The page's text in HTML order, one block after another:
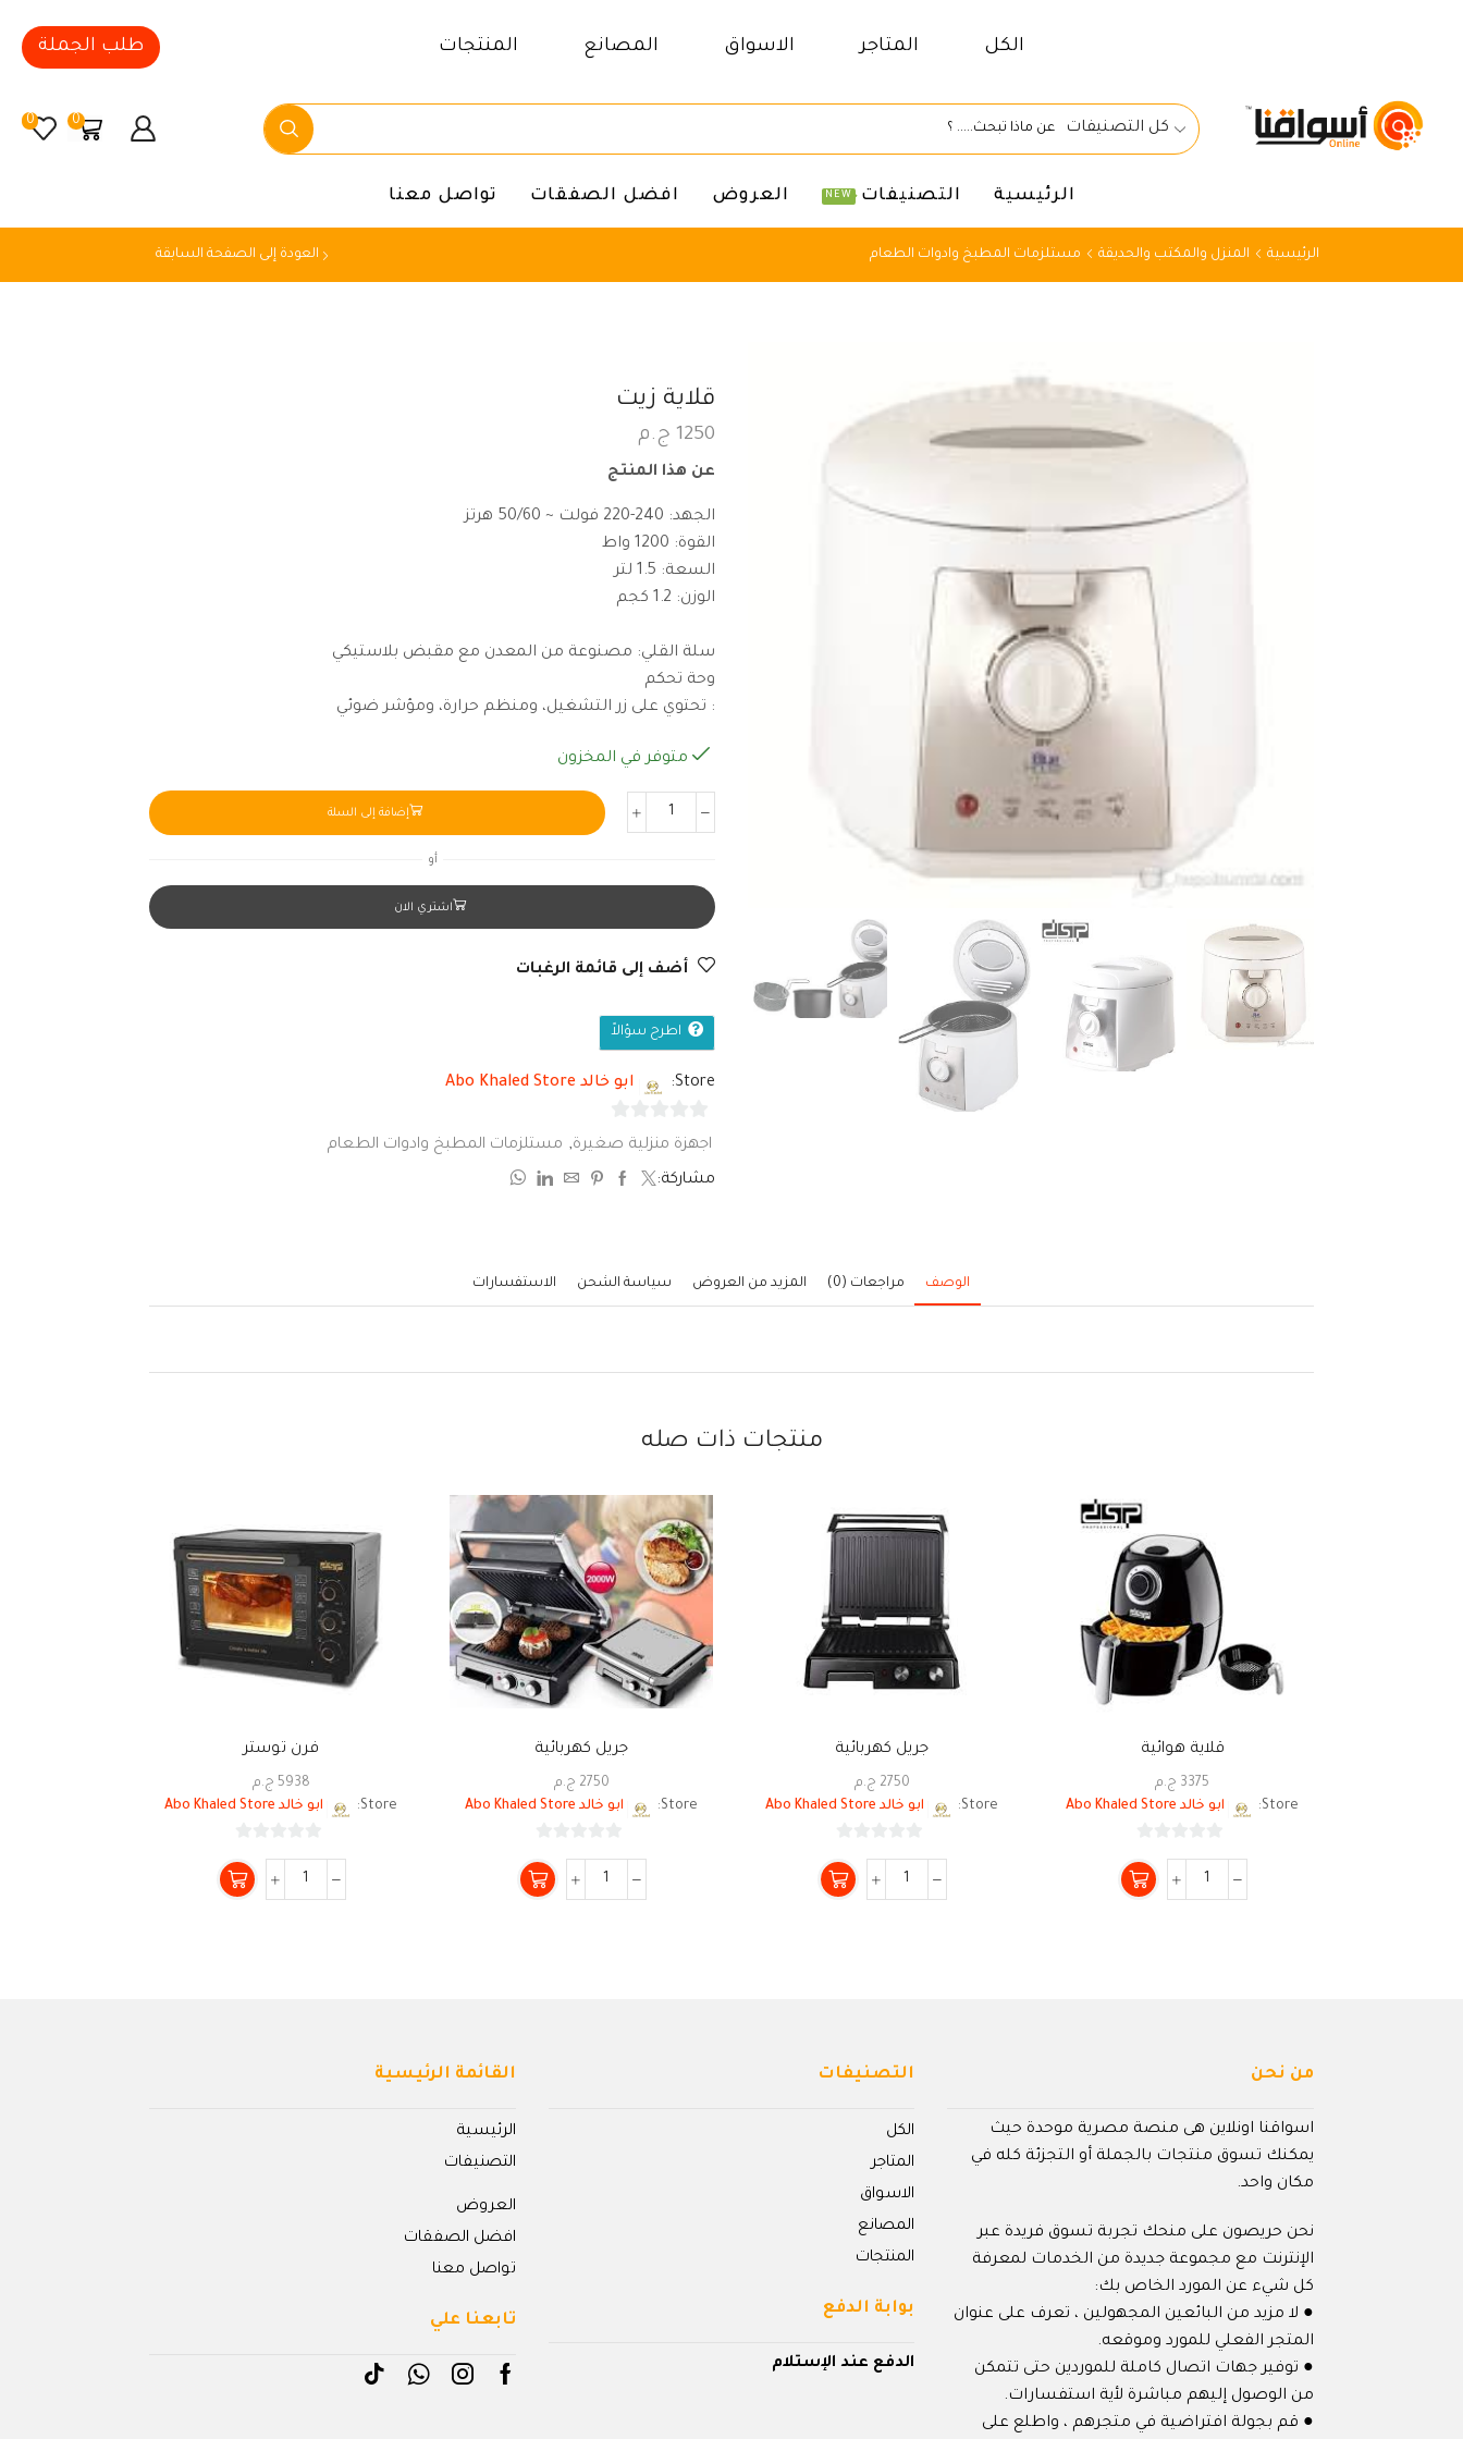
الكل المتاجر الاسواق المصانع المنتجات طلب الجملة
كل التصنيفات 0
0
الرئيسية التصنيفات NEW العروض افضل الصفقات تواصل معنا
الرئيسية المنزل والمكتب والحديقة مستلزمات المطبخ وادوات الطعام العودة إلى الصفحة السابقة
قلاية زيت
1250 ج.م
عن هذا المنتج
الجهد: 240-220 فولت ~ 50/60 هرتز
القوة: 1200 واط
السعة: 1.5 لتر
الوزن: 1.2 كجم
سلة القلي: مصنوعة من المعدن مع مقبض بلاستيكي
وحة تحكم
: تحتوي على زر التشغيل، ومنظم حرارة، ومؤشر ضوئي
متوفر في المخزون
إضافة إلى السلة
أو
اشتري الان
أضف إلى قائمة الرغبات
اطرح سؤالاً
Store: ابو خالد Abo Khaled Store
اجهزة منزلية صغيرة, مستلزمات المطبخ وادوات الطعام
مشاركة:
الوصف مراجعات (0) المزيد من العروض سياسة الشحن الاستفسارات
منتجات ذات صله
قلاية هوائية
3375 ج.م
Store:
ابو خالد Abo Khaled Store
من
5
جريل كهربائية
2750 ج.م
Store:
ابو خالد Abo Khaled Store
من
5
جريل كهربائية
2750 ج.م
Store:
ابو خالد Abo Khaled Store
من
5
فرن توستر
5938 ج.م
Store:
ابو خالد Abo Khaled Store
من
5
من نحن
اسواقنا اونلاين هى منصة مصرية موحدة حيث
يمكنك تسوق منتجات بالجملة أو التجزئة كله في
مكان واحد.
نحن حريصون على منحك تجربة تسوق فريدة عبر
الإنترنت مع مجموعة جديدة من الخدمات لمعرفة
كل شيء عن المورد الخاص بك:
● لا مزيد من البائعين المجهولين ، تعرف على عنوان
المتجر الفعلي للمورد وموقعه.
● توفير جهات اتصال كاملة للموردين حتى تتمكن
من الوصول إليهم مباشرة لأية استفسارات.
● قم بجولة افتراضية في متجرهم ، واطلع على
التصنيفات
الكل
المتاجر
الاسواق
المصانع
المنتجات
بوابة الدفع
الدفع عند الإستلام
القائمة الرئيسية
الرئيسية
التصنيفات
العروض
افضل الصفقات
تواصل معنا
تابعنا علي